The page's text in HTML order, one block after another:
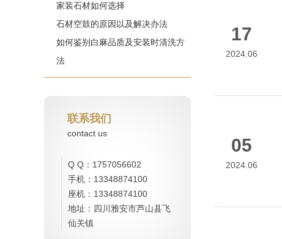
家装石材如何选择
石材空鼓的原因以及解决办法
如何鉴别白麻品质及安装时清洗方
法
联系我们
contact us
Q Q：1757056602
手机：13348874100
座机：13348874100
地址：四川雅安市芦山县飞
仙关镇
17
2024.06
05
2024.06